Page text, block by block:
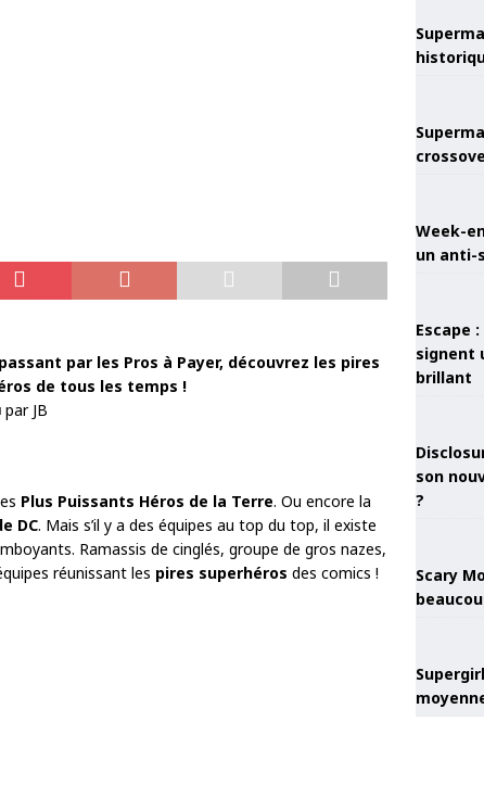
par les Pros à Payer, découvrez les pires
de tous les temps !
par JB
Plus Puissants Héros de la Terre. Ou encore la
DC. Mais s’il y a des équipes au top du top, il existe
Ramassis de cinglés, groupe de gros nazes,
réunissant les pires superhéros des comics !
Week-
un anti-
Escape
signent
brillant
son
?
Scary